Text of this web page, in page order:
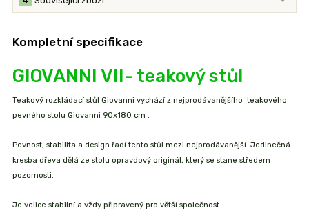
Kompletní specifikace
GIOVANNI VII- teakový stůl
Teakový rozkládací stůl Giovanni vychází z nejprodávanějšího teakového
pevného stolu Giovanni 90x180 cm .
Pevnost, stabilita a design řadí tento stůl mezi nejprodávanější. Jedinečná
kresba dřeva dělá ze stolu opravdový originál, který se stane středem
pozornosti.
Je velice stabilní a vždy připravený pro větší společnost.